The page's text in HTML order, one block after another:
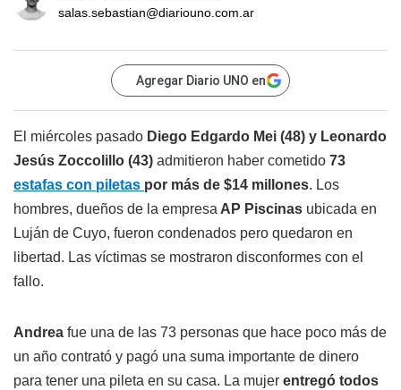
salas.sebastian@diariouno.com.ar
Agregar Diario UNO en
El miércoles pasado Diego Edgardo Mei (48) y Leonardo
Jesús Zoccolillo (43) admitieron haber cometido 73
estafas con piletas por más de $14 millones. Los
hombres, dueños de la empresaAP Piscinas ubicada en
Luján de Cuyo, fueron condenados pero quedaron en
libertad. Las víctimas se mostraron disconformes con el
fallo.
Andrea fue una de las 73 personas que hace poco más de
un año contrató y pagó una suma importante de dinero
para tener una pileta en su casa. La mujer entregó todos